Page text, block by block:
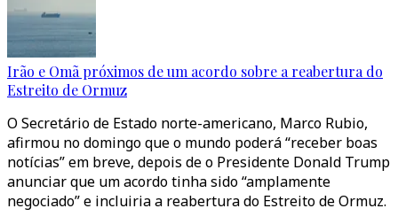
Irão e Omã próximos de um acordo sobre a reabertura do
Estreito de Ormuz
O Secretário de Estado norte-americano, Marco Rubio,
afirmou no domingo que o mundo poderá “receber boas
notícias” em breve, depois de o Presidente Donald Trump
anunciar que um acordo tinha sido “amplamente
negociado” e incluiria a reabertura do Estreito de Ormuz.